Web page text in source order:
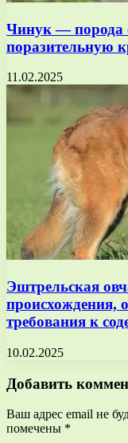
Чинук — порода
поразительную
11.02.2025
Эштрельская
происхождения,
требования к
10.02.2025
Добавить
Ваш адрес email не
помечены *